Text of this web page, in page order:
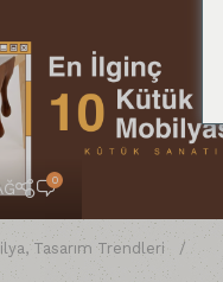
0
, Tasarım Trendleri